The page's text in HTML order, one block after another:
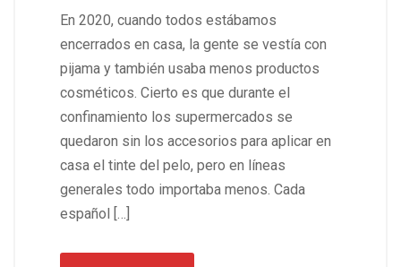
En 2020, cuando todos estábamos
encerrados en casa, la gente se vestía con
pijama y también usaba menos productos
cosméticos. Cierto es que durante el
confinamiento los supermercados se
quedaron sin los accesorios para aplicar en
casa el tinte del pelo, pero en líneas
generales todo importaba menos. Cada
español […]